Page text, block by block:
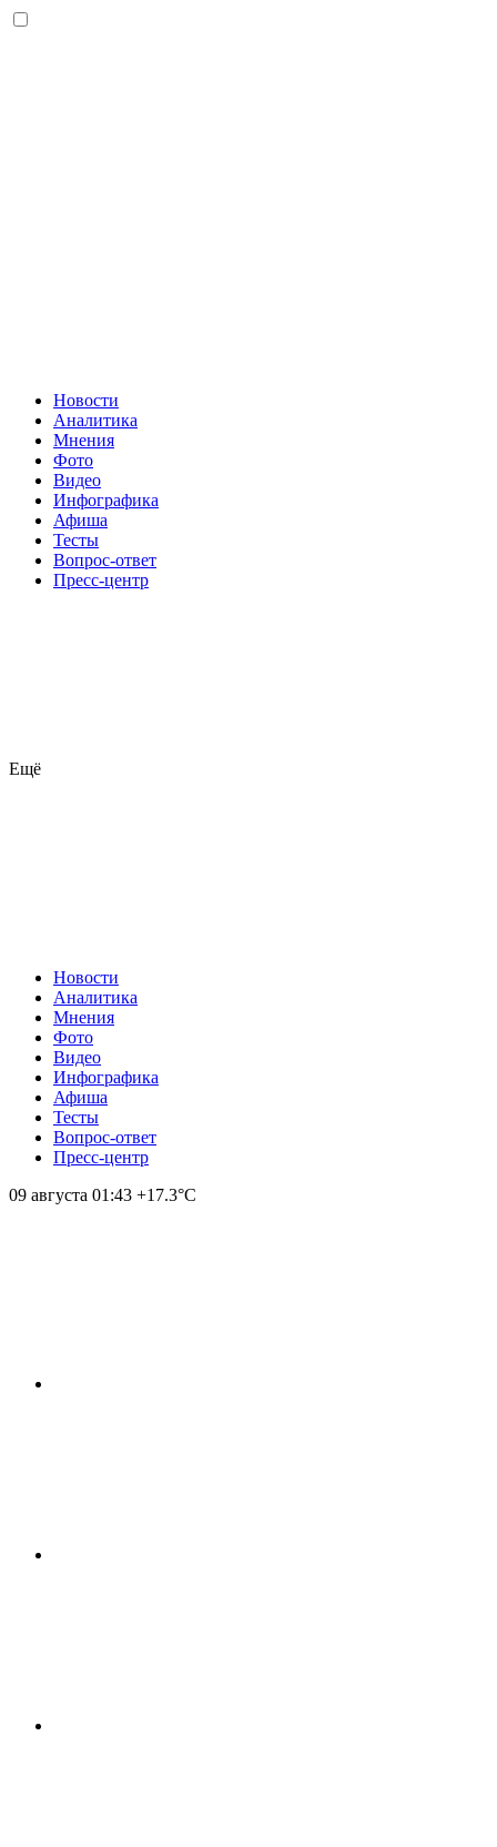
Новости
Аналитика
Мнения
Фото
Видео
Инфографика
Афиша
Тесты
Вопрос-ответ
Пресс-центр
Ещё
Новости
Аналитика
Мнения
Фото
Видео
Инфографика
Афиша
Тесты
Вопрос-ответ
Пресс-центр
09 августа 01:43 +17.3°С